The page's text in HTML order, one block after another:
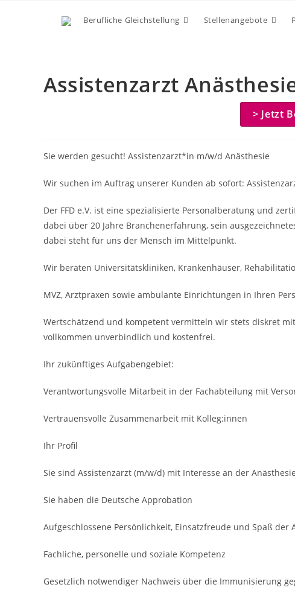
Berufliche Gleichstellung Stellenangebote
Assistenzarzt
> Jetzt
Sie werden gesucht! Assistenzarzt*in m/w/d Anästhesie
Wir suchen im Auftrag unserer Kunden ab sofort:
Der FFD e.V. ist eine spezialisierte Personalberatung und
dabei über 20 Jahre Branchenerfahrung, sein
dabei steht für uns der Mensch im Mittelpunkt.
Wir beraten Universitätskliniken, Krankenhäuser,
MVZ, Arztpraxen sowie ambulante Einrichtungen in Ihren
Wertschätzend und kompetent vermitteln wir stets diskret
vollkommen unverbindlich und kostenfrei.
Ihr zukünftiges Aufgabengebiet:
Verantwortungsvolle Mitarbeit in der Fachabteilung mit
Vertrauens­volle Zusammenarbeit mit Kolleg:innen
Ihr Profil
Sie sind Assistenzarzt (m/w/d) mit Interesse an der Anästhesie
Sie haben die Deutsche Approbation
Aufgeschlossene Persönlich­keit, Einsatzfreude und Spaß der
Fachliche, personelle und soziale Kompetenz
Gesetzlich notwendiger Nachweis über die Immuni­sierung